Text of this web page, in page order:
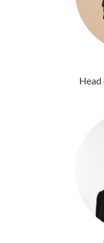
Head